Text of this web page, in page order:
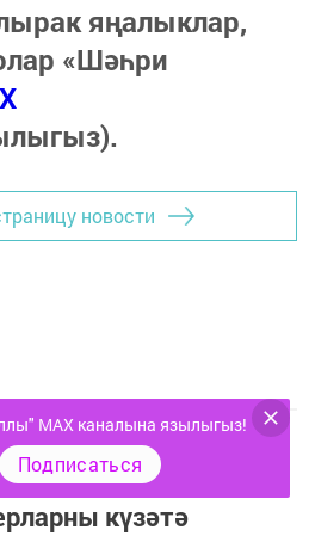
яңалыклар,
«Шәһри
новости
күзәтә
MAX каналына язылыгыз!
Подписаться